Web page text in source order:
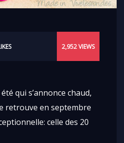
2,952VIEWS
qui s’annonce chaud,
retrouve en septembre
celle des 20